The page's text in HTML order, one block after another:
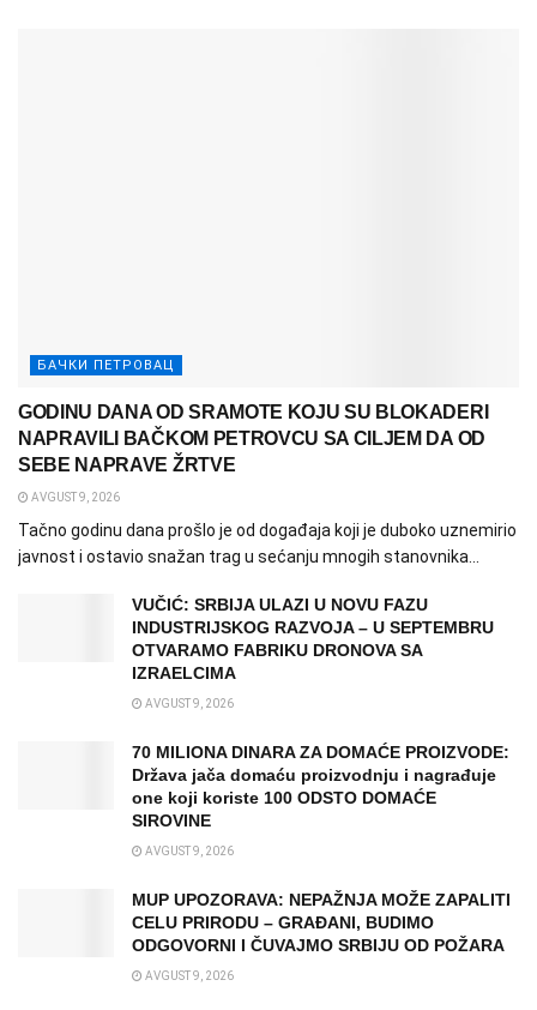
БАЧКИ ПЕТРОВАЦ
GODINU DANA OD SRAMOTE KOJU SU BLOKADERI
NAPRAVILI BAČKOM PETROVCU SA CILJEM DA OD
SEBE NAPRAVE ŽRTVE
AVGUST 9, 2026
Tačno godinu dana prošlo je od događaja koji je duboko uznemirio
javnost i ostavio snažan trag u sećanju mnogih stanovnika...
VUČIĆ: SRBIJA ULAZI U NOVU FAZU
INDUSTRIJSKOG RAZVOJA – U SEPTEMBRU
OTVARAMO FABRIKU DRONOVA SA
IZRAELCIMA
AVGUST 9, 2026
70 MILIONA DINARA ZA DOMAĆE PROIZVODE:
Država jača domaću proizvodnju i nagrađuje
one koji koriste 100 ODSTO DOMAĆE
SIROVINE
AVGUST 9, 2026
MUP UPOZORAVA: NEPAŽNJA MOŽE ZAPALITI
CELU PRIRODU – GRAĐANI, BUDIMO
ODGOVORNI I ČUVAJMO SRBIJU OD POŽARA
AVGUST 9, 2026